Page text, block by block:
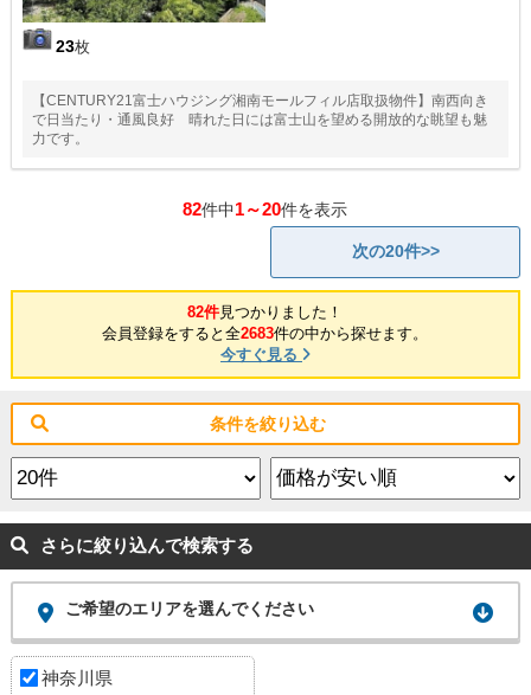
23枚
【CENTURY21富士ハウジング湘南モールフィル店取扱物件】南西向き
で日当たり・通風良好 晴れた日には富士山を望める開放的な眺望も魅
力です。
82件中1～20件を表示
次の20件>>
82件見つかりました！
会員登録をすると全2683件の中から探せます。
今すぐ見る
条件を絞り込む
さらに絞り込んで検索する
ご希望のエリアを選んでください
神奈川県